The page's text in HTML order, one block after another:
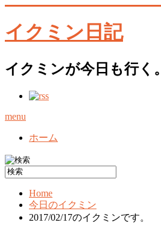
イクミン日記
イクミンが今日も行く。
menu
ホーム
Home
今日のイクミン
2017/02/17のイクミンです。